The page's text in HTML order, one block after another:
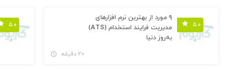
۵.۰
۹ مورد از بهترین نرم افزارهای
مدیریت فرایند استخدام (ATS)
به‌روز دنیا
۲۰ دقیقه
۵.۰